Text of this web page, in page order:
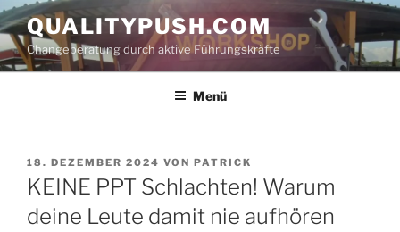
Zum
Inhalt
springen
QUALITYPUSH.COM
Changeberatung durch aktive Führungskräfte
Menü
VERÖFFENTLICHT
AM
18. DEZEMBER 2024 VON PATRICK
KEINE PPT Schlachten! Warum
deine Leute damit nie aufhören